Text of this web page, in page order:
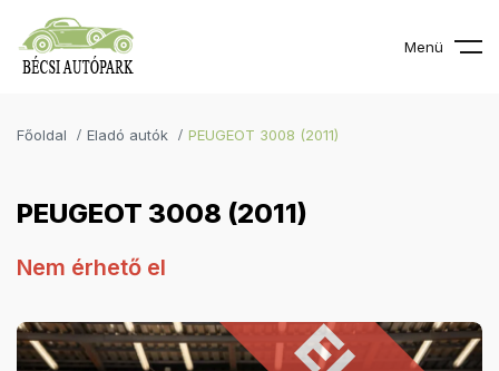
Menü
Főoldal Eladó autók PEUGEOT 3008 (2011)
PEUGEOT 3008 (2011)
Nem érhető el